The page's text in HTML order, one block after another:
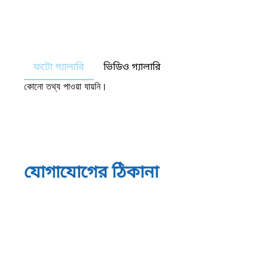
ফটো গ্যালারি ভিডিও গ্যালারি
কোনো তথ্য পাওয়া যায়নি।
যোগাযোগের ঠিকানা